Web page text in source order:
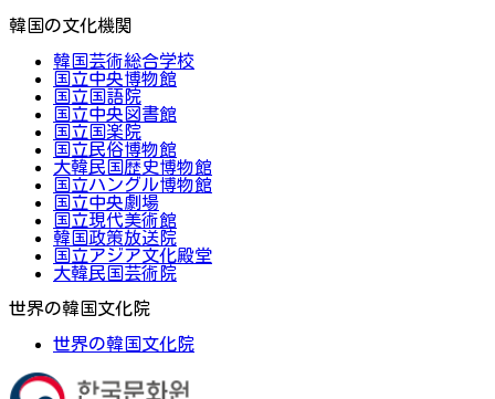
韓国の文化機関
韓国芸術総合学校
国立中央博物館
国立国語院
国立中央図書館
国立国楽院
国立民俗博物館
大韓民国歴史博物館
国立ハングル博物館
国立中央劇場
国立現代美術館
韓国政策放送院
国立アジア文化殿堂
大韓民国芸術院
世界の韓国文化院
世界の韓国文化院